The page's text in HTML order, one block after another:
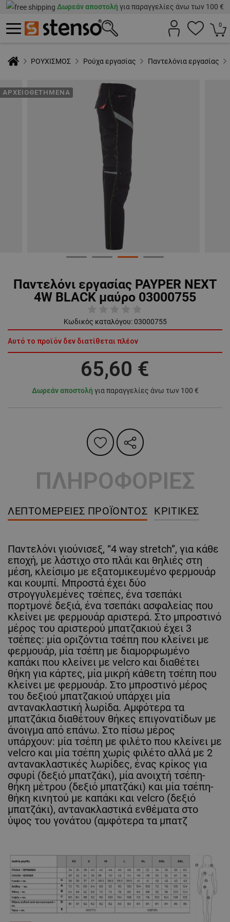
Δωρεάν αποστολή για παραγγελίες άνω των 100 €
0
ΡΟΥΧΙΣΜΟΣ Ρούχα εργασίας Παντελόνια εργασίας
ΑΡΧΕΙΟΘΕΤΗΜΈΝΑ
Παντελόνι εργασίας PAYPER NEXT
4W BLACK μαύρο 03000755
Κωδικός καταλόγου: 03000755
Αυτό το προϊόν δεν διατίθεται πλέον
65,60 €
Δωρεάν αποστολή για παραγγελίες άνω των 100 €
ΠΛΗΡΟΦΟΡΙΕΣ
ΛΕΠΤΟΜΈΡΕΙΕΣ ΠΡΟΪΌΝΤΟΣ ΚΡΙΤΙΚΈΣ
Παντελόνι γιούνισεξ, “4 way stretch”, για κάθε
εποχή, με λάστιχο στο πλάι και θηλιές στη
μέση, κλείσιμο με εξατομικευμένο φερμουάρ
και κουμπί. Μπροστά έχει δύο
στρογγυλεμένες τσέπες, ένα τσεπάκι
πορτμονέ δεξιά, ένα τσεπάκι ασφαλείας που
κλείνει με φερμουάρ αριστερά. Στο μπροστινό
μέρος του αριστερού μπατζακιού έχει 3
τσέπες: μία οριζόντια τσέπη που κλείνει με
φερμουάρ, μία τσέπη με διαμορφωμένο
καπάκι που κλείνει με velcro και διαθέτει
θήκη για κάρτες, μία μικρή κάθετη τσέπη που
κλείνει με φερμουάρ. Στο μπροστινό μέρος
του δεξιού μπατζακιού υπάρχει μία
αντανακλαστική λωρίδα. Αμφότερα τα
μπατζάκια διαθέτουν θήκες επιγονατίδων με
άνοιγμα από επάνω. Στο πίσω μέρος
υπάρχουν: μία τσέπη με φιλέτο που κλείνει με
velcro και μία τσέπη χωρίς φιλέτο αλλά με 2
αντανακλαστικές λωρίδες, ένας κρίκος για
σφυρί (δεξιό μπατζάκι), μία ανοιχτή τσέπη-
θήκη μέτρου (δεξιό μπατζάκι) και μία τσέπη-
θήκη κινητού με καπάκι και velcro (δεξιό
μπατζάκι), αντανακλαστικά ενθέματα στο
ύψος του γονάτου (αμφότερα τα μπατζ